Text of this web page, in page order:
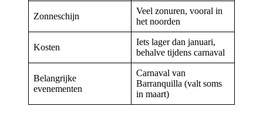
Zonneschijn
Veel zonuren, vooral in
het noorden
Kosten
Iets lager dan januari,
behalve tijdens carnaval
Belangrijke
evenementen
Carnaval van
Barranquilla (valt soms
in maart)